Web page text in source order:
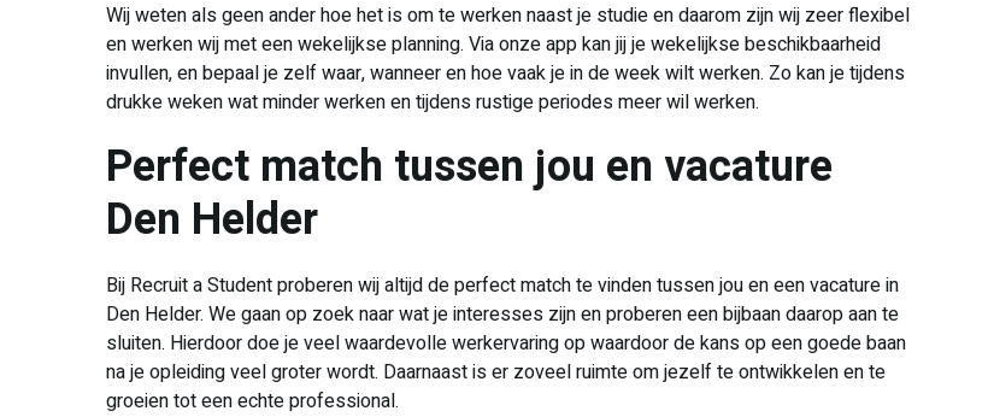
Wij weten als geen ander hoe het is om te werken naast je studie en daarom zijn wij zeer flexibel
en werken wij met een wekelijkse planning. Via onze app kan jij je wekelijkse beschikbaarheid
invullen, en bepaal je zelf waar, wanneer en hoe vaak je in de week wilt werken. Zo kan je tijdens
drukke weken wat minder werken en tijdens rustige periodes meer wil werken.
Perfect match tussen jou en vacature
Den Helder
Bij Recruit a Student proberen wij altijd de perfect match te vinden tussen jou en een vacature in
Den Helder. We gaan op zoek naar wat je interesses zijn en proberen een bijbaan daarop aan te
sluiten. Hierdoor doe je veel waardevolle werkervaring op waardoor de kans op een goede baan
na je opleiding veel groter wordt. Daarnaast is er zoveel ruimte om jezelf te ontwikkelen en te
groeien tot een echte professional.